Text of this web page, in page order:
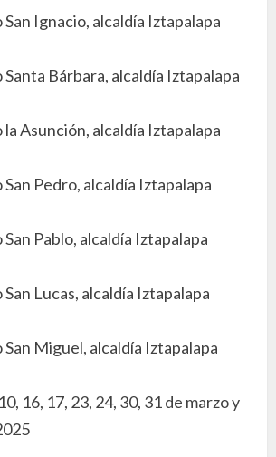
Ignacio, alcaldía Iztapalapa
Bárbara, alcaldía Iztapalapa
Asunción, alcaldía Iztapalapa
Pedro, alcaldía Iztapalapa
Pablo, alcaldía Iztapalapa
Lucas, alcaldía Iztapalapa
Miguel, alcaldía Iztapalapa
16, 17, 23, 24, 30, 31 de marzo y